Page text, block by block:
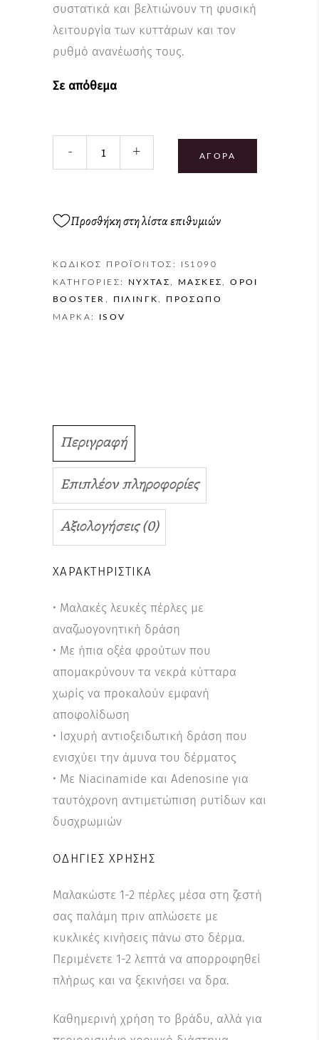
συστατικά και βελτιώνουν τη φυσική
λειτουργία των κυττάρων και τον
ρυθμό ανανέωσής τους.
Σε απόθεμα
- + ΑΓΟΡΆ
Προσθήκη στη λίστα επιθυμιών
ΚΩΔΙΚΌΣ ΠΡΟΪΌΝΤΟΣ: IS1090
ΚΑΤΗΓΟΡΊΕΣ: NΎΧΤΑΣ ΜΆΣΚΕΣ ,ΟΡΟΊ
BOOSTER
ΠΊΛΙΝΓΚ ΠΡΌΣΩΠΟ
ΜΆΡΚΑ: ISOV
Περιγραφή
Επιπλέον πληροφορίες
Αξιολογήσεις (0)
ΧΑΡΑΚΤΗΡΙΣΤΙΚΆ
• Μαλακές λευκές πέρλες με
αναζωογονητική δράση
• Με ήπια οξέα φρούτων που
απομακρύνουν τα νεκρά κύτταρα
χωρίς να προκαλούν εμφανή
αποφολίδωση
• Ισχυρή αντιοξειδωτική δράση που
ενισχύει την άμυνα του δέρματος
• Με Νiacinamide και Adenosine για
ταυτόχρονη αντιμετώπιση ρυτίδων και
δυσχρωμιών
ΟΔΗΓΊΕΣ ΧΡΉΣΗΣ
Μαλακώστε 1-2 πέρλες μέσα στη ζεστή
σας παλάμη πριν απλώσετε με
κυκλικές κινήσεις πάνω στο δέρμα.
Περιμένετε 1-2 λεπτά να απορροφηθεί
πλήρως και να ξεκινήσει να δρα.
Καθημερινή χρήση το βράδυ, αλλά για